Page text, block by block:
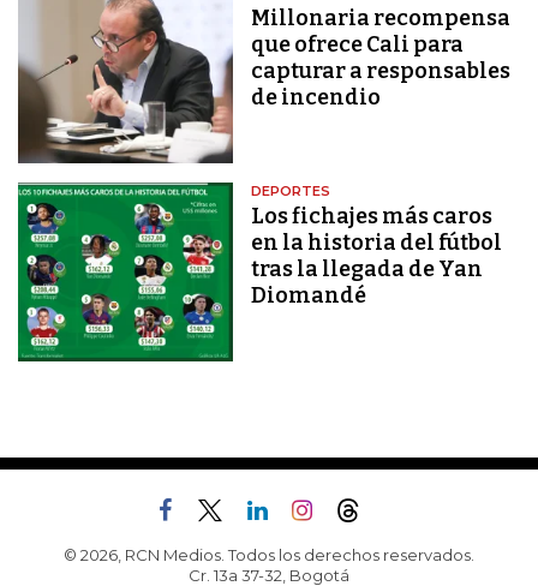
Millonaria recompensa
que ofrece Cali para
capturar a responsables
de incendio
DEPORTES
Los fichajes más caros
en la historia del fútbol
tras la llegada de Yan
Diomandé
© 2026, RCN Medios. Todos los derechos reservados.
Cr. 13a 37-32, Bogotá